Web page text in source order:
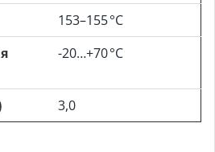
153–155 °C
-20…+70 °C
3,0